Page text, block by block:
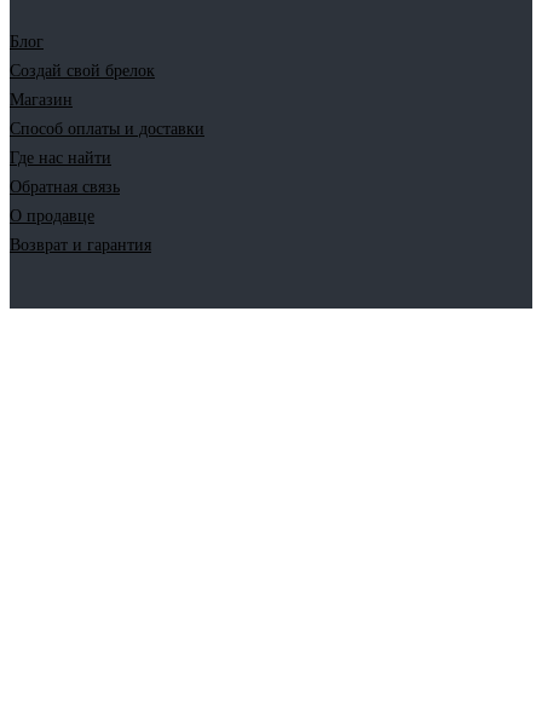
Блог
Создай свой брелок
Магазин
Способ оплаты и доставки
Где нас найти
Обратная связь
О продавце
Возврат и гарантия